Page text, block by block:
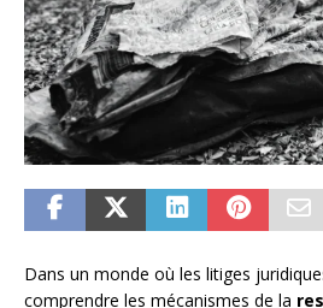
Dans un monde où les litiges
comprendre les mécanismes de la